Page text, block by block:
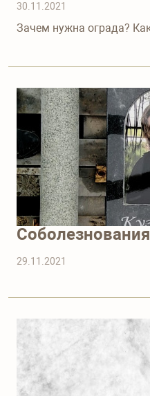
30.11.2021
Зачем нужна ограда?
Соболезнования
29.11.2021